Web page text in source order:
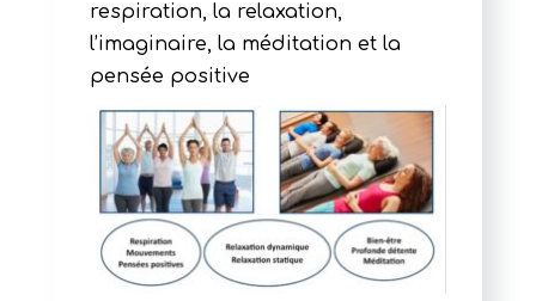
respiration, la relaxation,
l’imaginaire, la méditation et la
pensée positive